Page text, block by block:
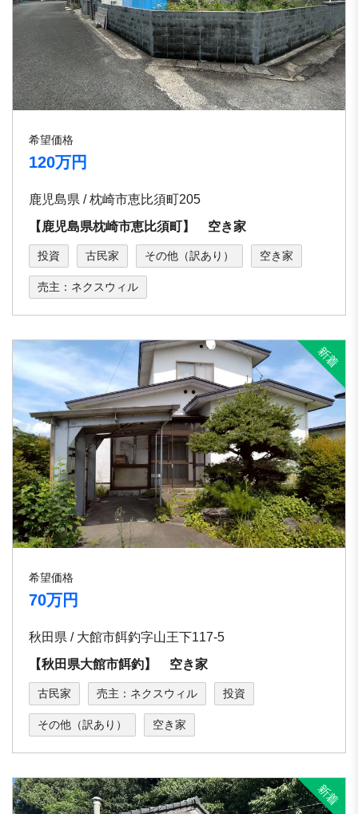
希望価格
120万円
鹿児島県 / 枕崎市恵比須町205
【鹿児島県枕崎市恵比須町】 空き家
投資 古民家 その他（訳あり） 空き家
売主：ネクスウィル
希望価格
70万円
秋田県 / 大館市餌釣字山王下117-5
【秋田県大館市餌釣】 空き家
古民家 売主：ネクスウィル 投資
その他（訳あり） 空き家